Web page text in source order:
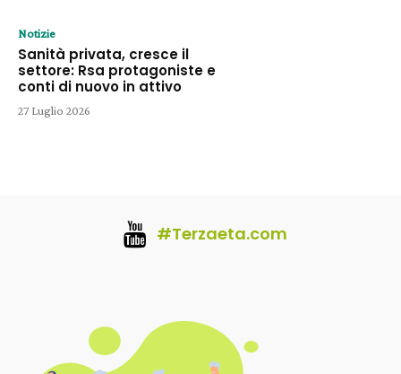
Notizie
Sanità privata, cresce il
settore: Rsa protagoniste e
conti di nuovo in attivo
27 Luglio 2026
#Terzaeta.com